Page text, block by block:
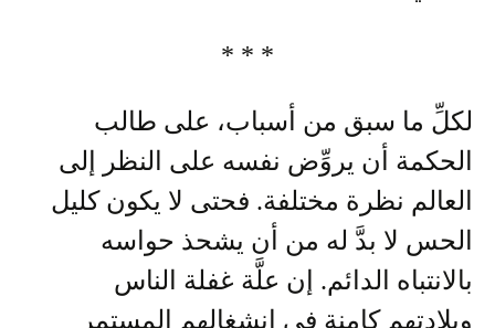
* * *
لكلِّ ما سبق من أسباب، على طالب
الحكمة أن يروِّض نفسه على النظر إلى
العالم نظرة مختلفة. فحتى لا يكون كليل
الحس لا بدَّ له من أن يشحذ حواسه
بالانتباه الدائم. إن علَّة غفلة الناس
وبلادتهم كامنة في انشغالهم المستمر